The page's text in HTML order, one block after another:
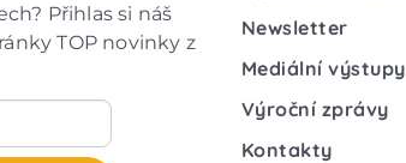
Přihlas si náš
TOP novinky z
Newsletter
Mediální výstupy
Výroční zprávy
Kontakty